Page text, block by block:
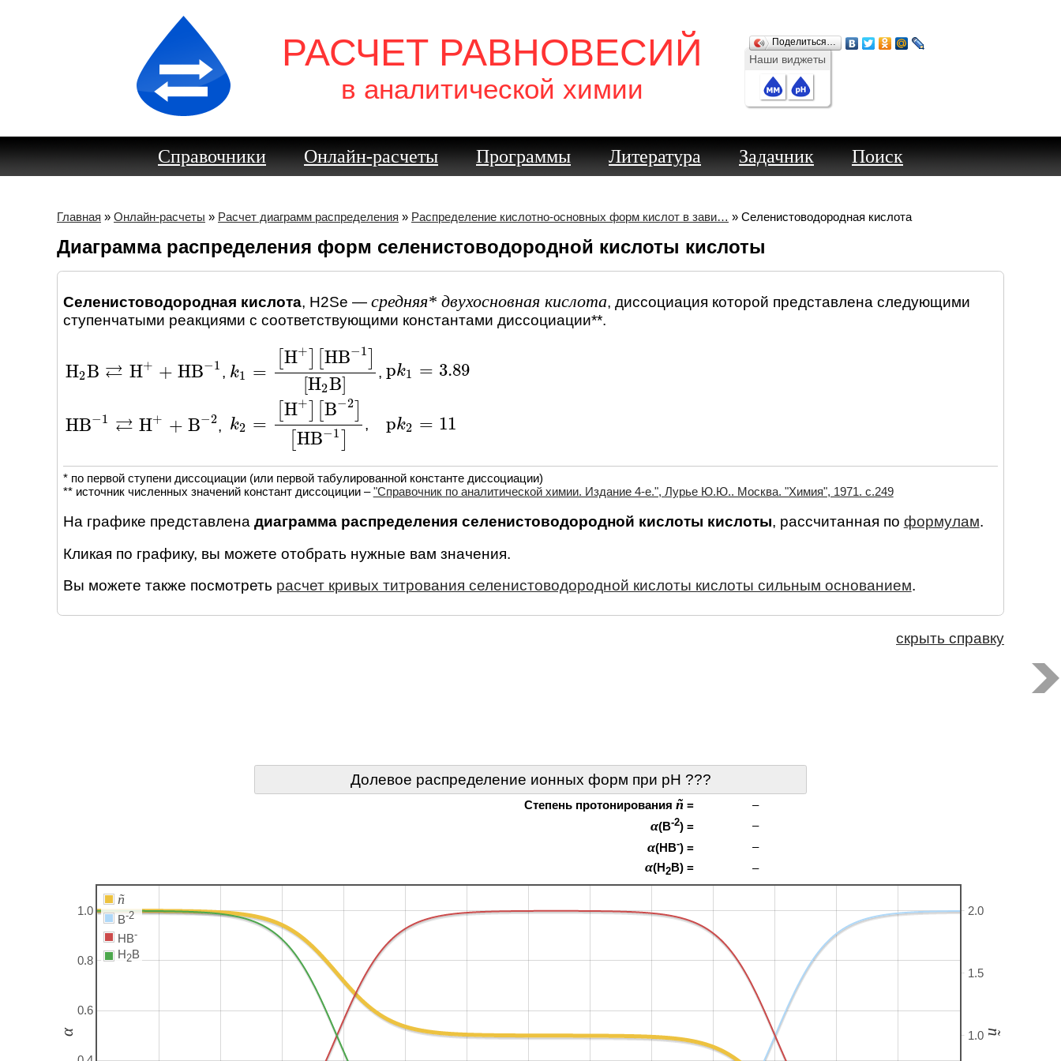
РАСЧЕТ РАВНОВЕСИЙ
в аналитической химии
Поделиться…
Наши виджеты
Справочники Онлайн-расчеты Программы Литература Задачник Поиск
Главная » Онлайн-расчеты » Расчет диаграмм распределения » Распределение кислотно-основных форм кислот в зави… » Селенистоводородная кислота
Диаграмма распределения форм селенистоводородной кислоты кислоты
Селенистоводородная кислота, H2Se — средняя* двухосновная кислота, диссоциация которой представлена следующими
ступенчатыми реакциями c соответствующими константами диссоциации**.
H2B ⇄ H+ + HB−1
H2B⇄H+ +H B -1 , k1 =
H+ HB−1
[H2B]
k1 =[H +][HB-1][H2B] , pk1 = 3.89
pk1 3.89
HB−1 ⇄ H+ + B−2
HB- ⇄ H++B- 2 , k2 =
H+ B−2
[HB−1
k2 =[H +][B-2][HB-1] , pk2 = 11
pk2= 11
* по первой ступени диссоциации (или первой табулированной константе диссоциации)
** источник численных значений констант диссоциции –"Справочник по аналитической химии. Издание 4-е.", Лурье Ю.Ю.. Москва. "Химия", 1971. c.249
На графике представлена диаграмма распределения селенистоводородной кислоты кислоты, рассчитанная по формулам.
Кликая по графику, вы можете отобрать нужные вам значения.
Вы можете также посмотреть расчет кривых титрования селенистоводородной кислоты кислоты сильным основанием.
скрыть справку
Долевое распределение ионных форм при pH ???
Степень протонирования ñ = –
α(B-2) = –
α(HB-) = –
α(H2B) = –
0.6
0.8
1.0
1.0
1.5
2.0
ñ
B-2
HB-
H2B
α ñ